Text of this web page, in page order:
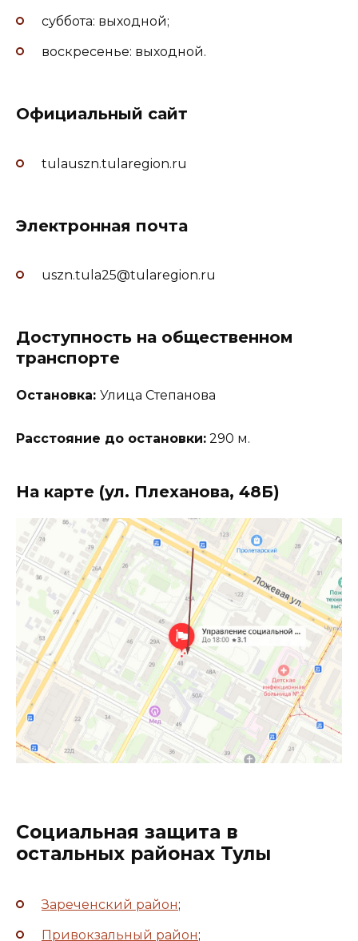
суббота: выходной;
воскресенье: выходной.
Официальный сайт
tulauszn.tularegion.ru
Электронная почта
uszn.tula25@tularegion.ru
Доступность на общественном
транспорте
Остановка: Улица Степанова
Расстояние до остановки: 290 м.
На карте (ул. Плеханова, 48Б)
Социальная защита в
остальных районах Тулы
Зареченский район;
Привокзальный район;